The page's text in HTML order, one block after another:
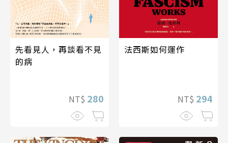
先看見人，再談看不見
的病
NT$ 280
法西斯如何運作
NT$ 294